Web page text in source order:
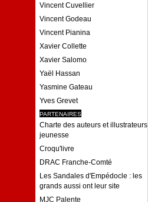
Vincent Cuvellier
Vincent Godeau
Vincent Pianina
Xavier Collette
Xavier Salomo
Yaël Hassan
Yasmine Gateau
Yves Grevet
PARTENAIRES
Charte des auteurs et illustrateurs
jeunesse
Croqu'livre
DRAC Franche-Comté
Les Sandales d'Empédocle : les
grands aussi ont leur site
MJC Palente